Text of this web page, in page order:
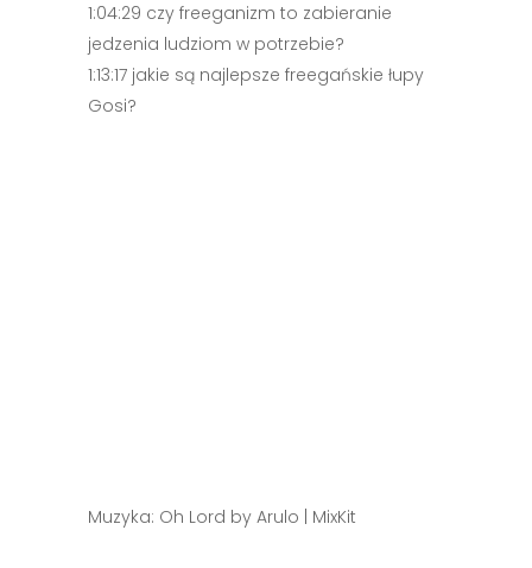
1:04:29 czy freeganizm to zabieranie
jedzenia ludziom w potrzebie?
1:13:17 jakie są najlepsze freegańskie łupy
Gosi?
Muzyka: Oh Lord by Arulo | MixKit